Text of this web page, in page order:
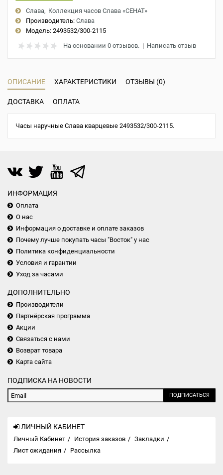
Слава Коллекция часов Слава «СЕНАТ»
Производитель: Слава
Модель: 2493532/300-2115
На основании 0 отзывов. | Написать отзыв
ОПИСАНИЕ ХАРАКТЕРИСТИКИ ОТЗЫВЫ (0)
ДОСТАВКА ОПЛАТА
Часы наручные Слава кварцевые 2493532/300-2115.
ИНФОРМАЦИЯ
Оплата
О нас
Информация о доставке и оплате заказов
Почему лучше покупать часы "Восток" у нас
Политика конфиденциальности
Условия и гарантии
Уход за часами
ДОПОЛНИТЕЛЬНО
Производители
Партнёрская программа
Акции
Связаться с нами
Возврат товара
Карта сайта
ПОДПИСКА НА НОВОСТИ
ПОДПИСАТЬСЯ
ЛИЧНЫЙ КАБИНЕТ
Личный Кабинет История заказов
Закладки
Лист ожидания
Рассылка